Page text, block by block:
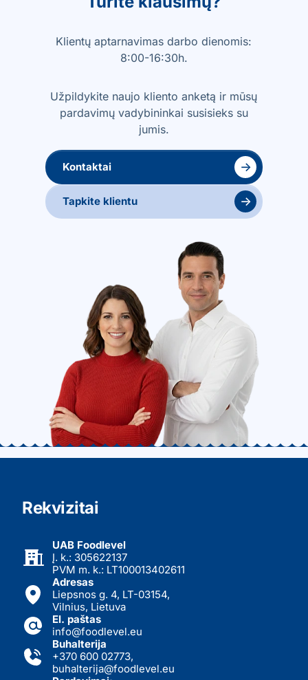
Klientų aptarnavimas darbo dienomis:
8:00-16:30h.
Užpildykite naujo kliento anketą ir mūsų
pardavimų vadybininkai susisieks su
jumis.
Kontaktai →
Tapkite klientu →
Rekvizitai
UAB Foodlevel
Į. k.: 305622137
PVM m. k.: LT100013402611
Adresas
Liepsnos g. 4, LT-03154,
Vilnius, Lietuva
El. paštas
info@foodlevel.eu
Buhalterija
+370 600 02773,
buhalterija@foodlevel.eu